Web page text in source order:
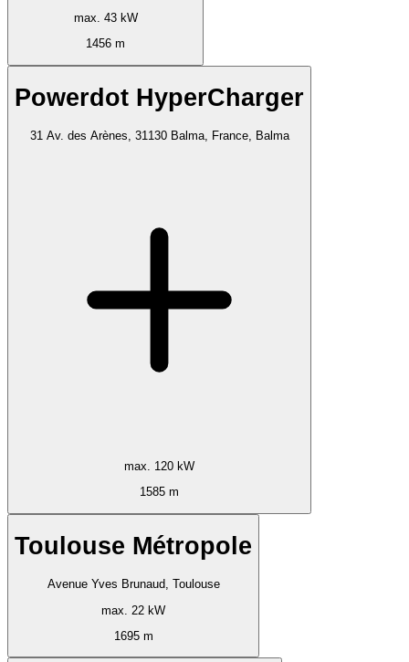
max. 43 kW
1456 m
Powerdot HyperCharger
31 Av. des Arènes, 31130 Balma, France, Balma
max. 120 kW
1585 m
Toulouse Métropole
Avenue Yves Brunaud, Toulouse
max. 22 kW
1695 m